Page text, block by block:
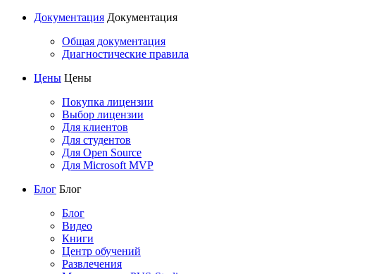
Документация Документация
Общая документация
Диагностические правила
Цены Цены
Покупка лицензии
Выбор лицензии
Для клиентов
Для студентов
Для Open Source
Для Microsoft MVP
Блог Блог
Блог
Видео
Книги
Центр обучений
Развлечения